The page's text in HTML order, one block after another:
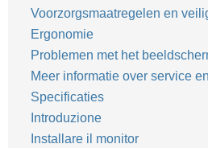
Voorzorgsmaatregelen en
Ergonomie
Problemen met het
Meer informatie over service
Specificaties
Introduzione
Installare il monitor